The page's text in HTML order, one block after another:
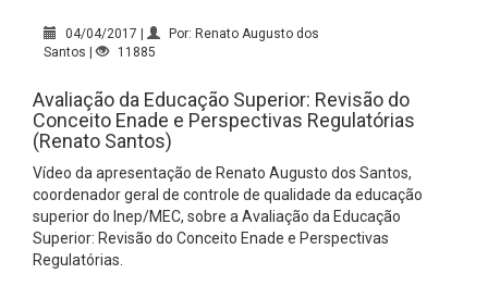
04/04/2017 |
Por: Renato Augusto dos
Santos |
11885
Avaliação da Educação Superior: Revisão do
Conceito Enade e Perspectivas Regulatórias
(Renato Santos)
Vídeo da apresentação de Renato Augusto dos Santos,
coordenador geral de controle de qualidade da educação
superior do Inep/MEC, sobre a Avaliação da Educação
Superior: Revisão do Conceito Enade e Perspectivas
Regulatórias.